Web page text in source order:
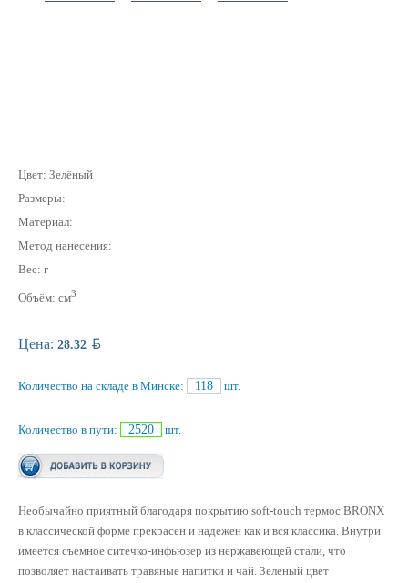
Цвет: Зелёный
Размеры:
Материал:
Метод нанесения:
Вес: г
Объём: см3
Цена: 28.32 BYN
Количество на складе в Минске: 118 шт.
Количество в пути: 2520 шт.
Необычайно приятный благодаря покрытию soft-touch термос BRONX
в классической форме прекрасен и надежен как и вся классика. Внутри
имеется съемное ситечко-инфьюзер из нержавеющей стали, что
позволяет настаивать травяные напитки и чай. Зеленый цвет